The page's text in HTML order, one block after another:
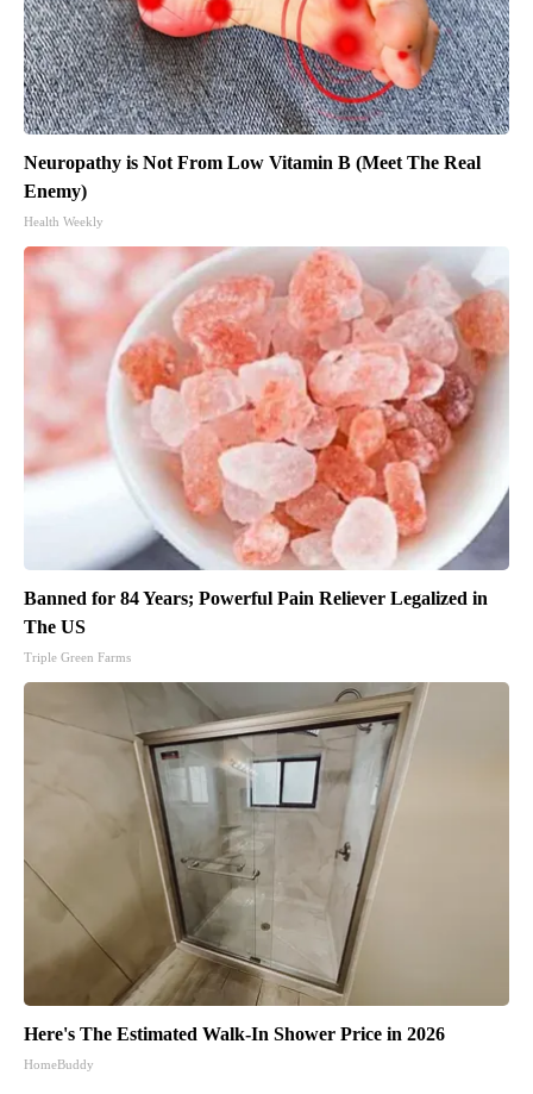
Neuropathy is Not From Low Vitamin B (Meet The Real
Enemy)
Health Weekly
Banned for 84 Years; Powerful Pain Reliever Legalized in
The US
Triple Green Farms
Here's The Estimated Walk-In Shower Price in 2026
HomeBuddy